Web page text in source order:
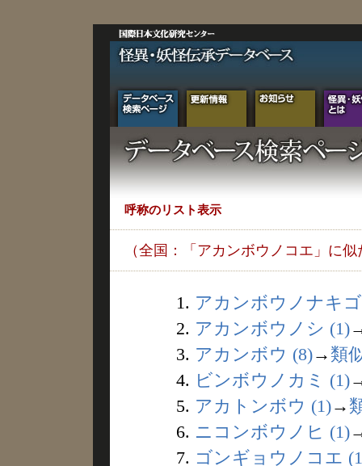
呼称のリスト表示
（全国：「アカンボウノコエ」に
1. アカンボウノナキ
2. アカンボウノシ (1)
3. アカンボウ (8)→ 類
4. ビンボウノカミ (1)
5. アカトンボウ (1)→
6. ニコンボウノヒ (1)
7. ゴンギョウノコエ